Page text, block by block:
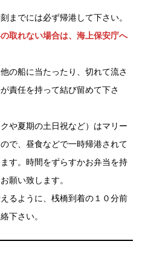
までには必ず帰港して下さい。
取れない場合は、海上保安庁へ
の船に当たったり、切れて流さ
責任を持って結び留めて下さ
や夏期の土日祝など）はマリー
で、昼食などで一時帰港されて
す。時間をずらすかお弁当を持
願い致します。
るように、桟橋到着の１０分前
下さい。